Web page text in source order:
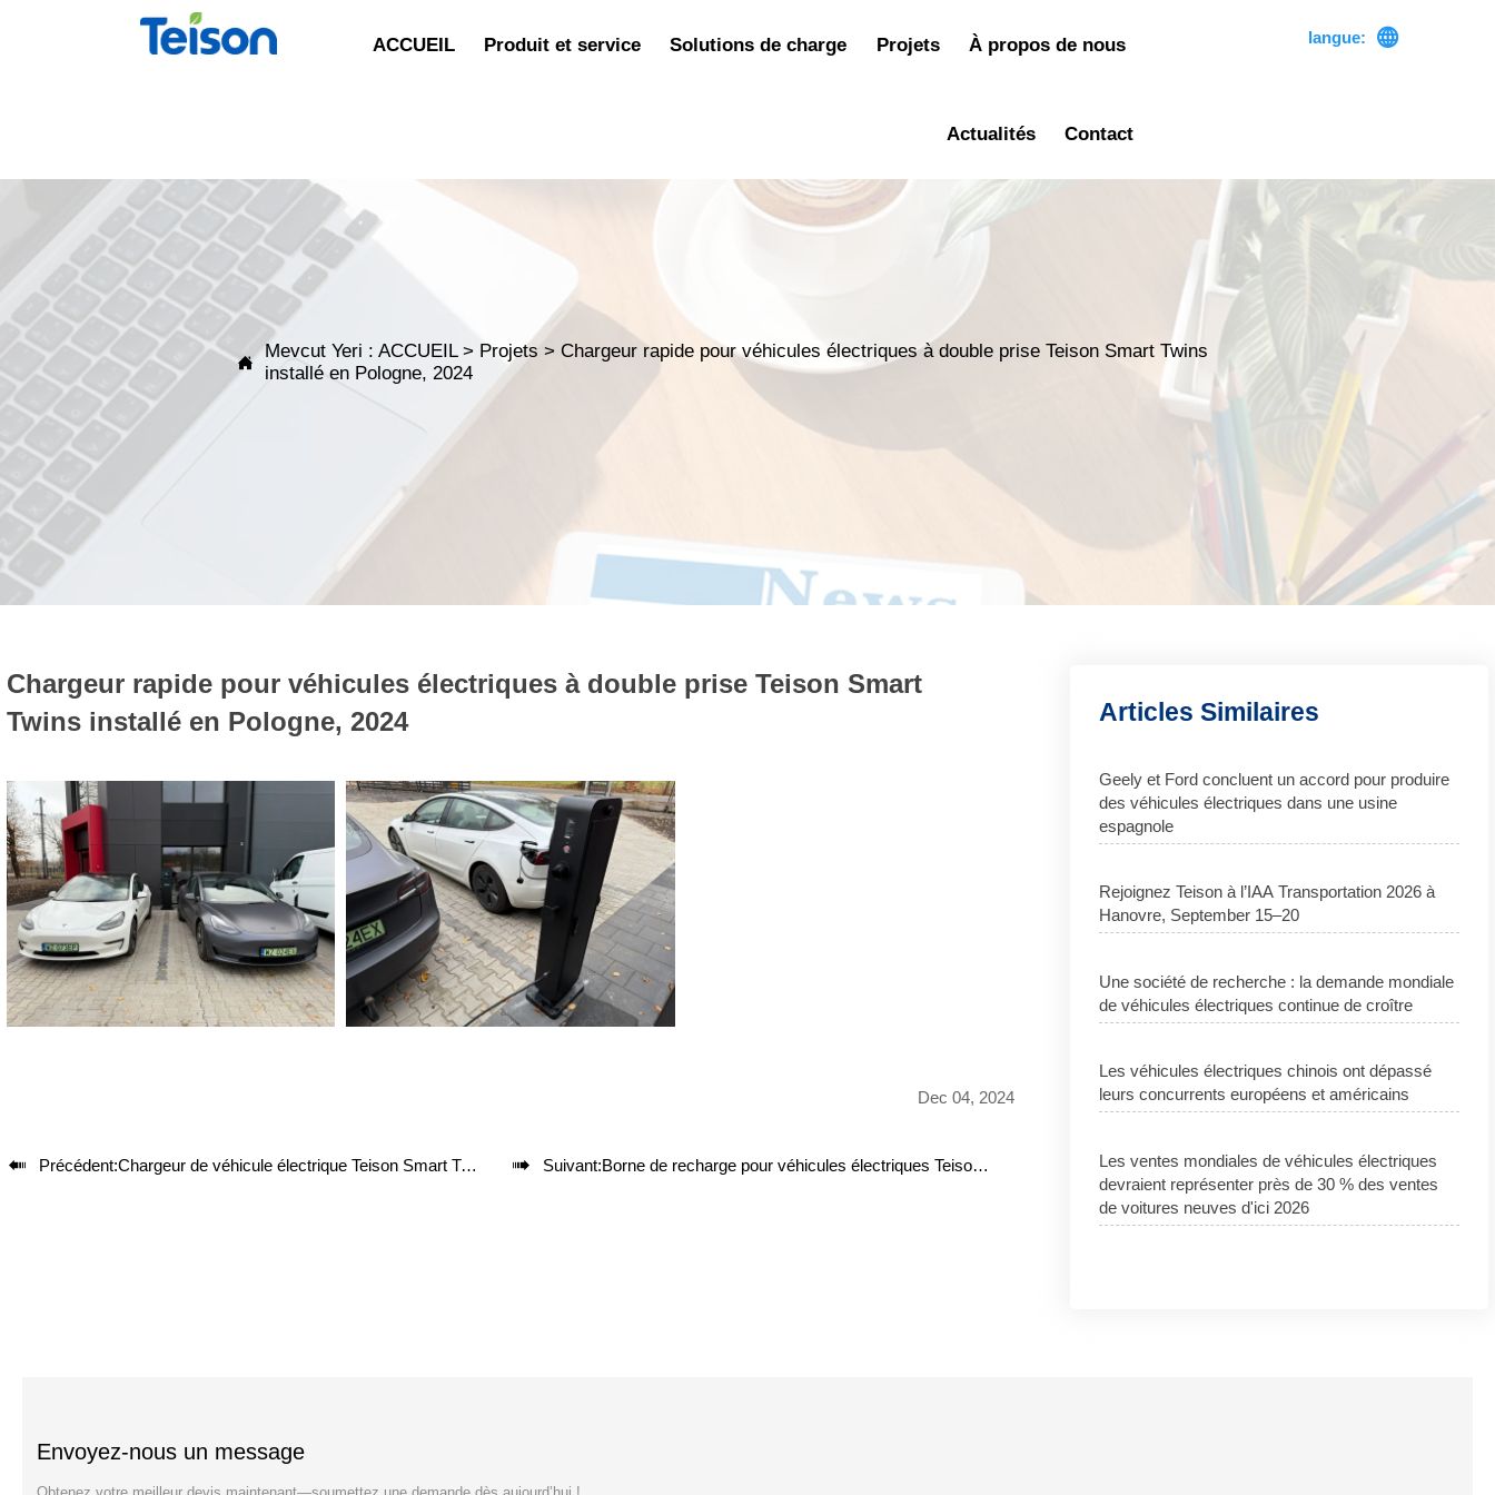
ACCUEIL Produit et service Solutions de charge Projets À propos de nous
Actualités Contact
langue: 

Mevcut Yeri :ACCUEIL> Projets >Chargeur rapide pour véhicules électriques à double prise Teison Smart Twins
installé en Pologne, 2024
Chargeur rapide pour véhicules électriques à double prise Teison Smart
Twins installé en Pologne, 2024
Dec 04, 2024
 Précédent:Chargeur de véhicule électrique Teison Smart Twins OCPP installé en Pologne  Suivant:Borne de recharge pour véhicules électriques Teison DC Pro 120 kW installée au Brésil, 2024
Articles Similaires
Geely et Ford concluent un accord pour produire
des véhicules électriques dans une usine
espagnole
Rejoignez Teison à l’IAA Transportation 2026 à
Hanovre, September 15–20
Une société de recherche : la demande mondiale
de véhicules électriques continue de croître
Les véhicules électriques chinois ont dépassé
leurs concurrents européens et américains
Les ventes mondiales de véhicules électriques
devraient représenter près de 30 % des ventes
de voitures neuves d'ici 2026
Envoyez-nous un message